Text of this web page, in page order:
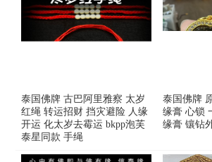
泰国佛牌 古巴阿里雅察 太岁
红绳 转运招财 挡灾避险 人缘
开运 化太岁去霉运 bkpp泡芙
泰星同款 手绳
泰国佛牌
缘膏 心锁
缘膏 镶钻